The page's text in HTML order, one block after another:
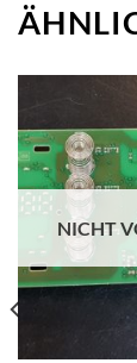
NICHT